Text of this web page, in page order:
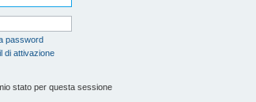
password
di attivazione
stato per questa sessione